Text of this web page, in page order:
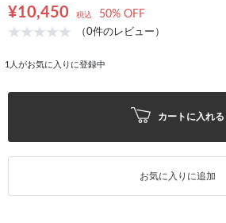
¥10,450
税込 50% OFF
（0件のレビュー）
1 人がお気に入りに登録中
カートに入れる
お気に入りに追加